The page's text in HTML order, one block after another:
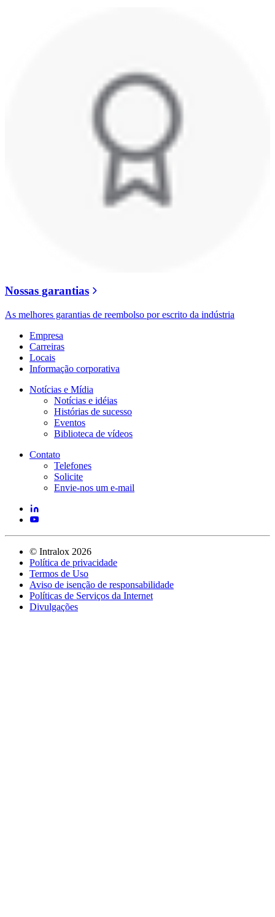
Nossas garantias
As melhores garantias de reembolso por escrito da indústria
Empresa
Carreiras
Locais
Informação corporativa
Notícias e Mídia
Notícias e idéias
Histórias de sucesso
Eventos
Biblioteca de vídeos
Contato
Telefones
Solicite
Envie-nos um e-mail
© Intralox 2026
Política de privacidade
Termos de Uso
Aviso de isenção de responsabilidade
Políticas de Serviços da Internet
Divulgações